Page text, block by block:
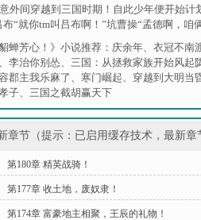
外间穿越到三国时期！自此少年便开始
“就你tm叫吕布啊！”坑曹操“孟德啊，
蝉芳心！》小说推荐： 庆余年、 衣冠不南
、 李治你别怂、 三国：从拯救家族开始风起
郡主我乐麻了 、 寒门崛起、 穿越到大明当
子、 三国之截胡赢天下
章节（提示：已启用缓存技术，最新
第180章 精英战骑！
第177章 收土地，废奴隶！
第174章 富豪地主相聚，王辰的礼物！